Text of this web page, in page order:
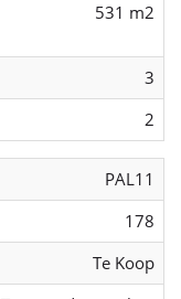
531 m2
3
2
PAL11
178
Te Koop